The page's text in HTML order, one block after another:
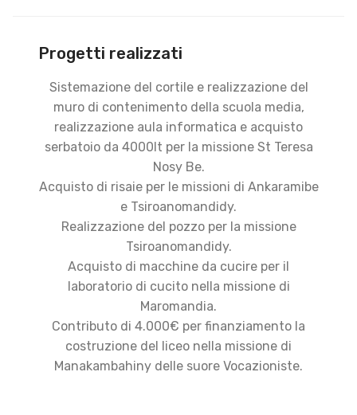
Progetti realizzati
Sistemazione del cortile e realizzazione del
muro di contenimento della scuola media,
realizzazione aula informatica e acquisto
serbatoio da 4000lt per la missione St Teresa
Nosy Be.
Acquisto di risaie per le missioni di Ankaramibe
e Tsiroanomandidy.
Realizzazione del pozzo per la missione
Tsiroanomandidy.
Acquisto di macchine da cucire per il
laboratorio di cucito nella missione di
Maromandia.
Contributo di 4.000€ per finanziamento la
costruzione del liceo nella missione di
Manakambahiny delle suore Vocazioniste.